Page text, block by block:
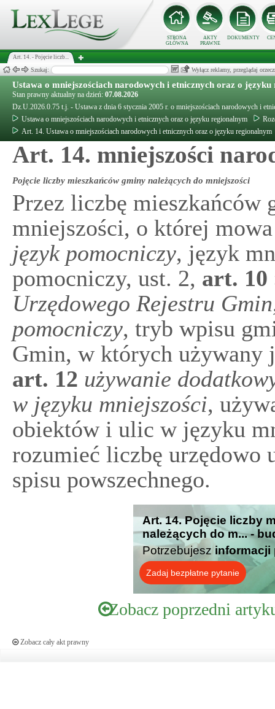
STRONA
GŁÓWNA
AKTY
PRAWNE
DOKUMENTY
Art. 14. - Pojęcie liczb...
Szukaj: Wyłącz reklamy, przeglądaj
Ustawa o mniejszościach narodowych i etnicznych oraz o
Stan prawny aktualny na dzień: 07.08.2026
Dz.U.2026.0.75 t.j. - Ustawa z dnia 6 stycznia 2005 r. o mniejszościach narodowych i
Ustawa o mniejszościach narodowych i etnicznych oraz o języku regionalnym
Art. 14. Ustawa o mniejszościach narodowych i etnicznych oraz o języku regionalnym
Art. 14. mniejszości
Pojęcie liczby mieszkańców gminy należących do mniejszości
Przez liczbę mieszkańców
mniejszości, o której
język pomocniczy, język
pomocniczy, ust. 2, art. 10
Urzędowego Rejestru
pomocniczy, tryb wpisu
Gmin, w których używany
art. 12 używanie
w języku mniejszości,
obiektów i ulic w języku
rozumieć liczbę urzędowo
spisu powszechnego.
Art. 14. Pojęcie liczby
należących do m... -
Potrzebujesz informacji
Zadaj bezpłatne pytanie
Zobacz poprzedni
Zobacz cały akt prawny